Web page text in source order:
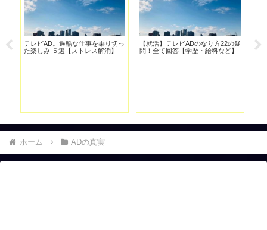
疑
テレビADをやっていると変わって
いく人間性 ５選
テレビディレクターの慢心。セク
ハラの加害者にならないために
フ
を
ホーム ADの真実